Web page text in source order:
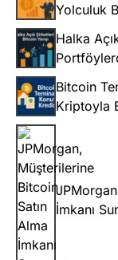
Yolculuk
Halka
Bitcoin
Kriptoyla
İmkanı